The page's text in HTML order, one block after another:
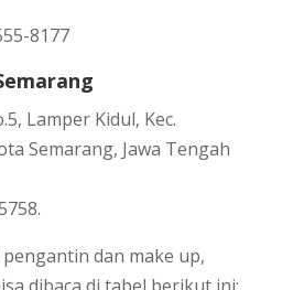
8177
Lamper Kidul, Kec.
Semarang, Jawa Tengah
dan make up,
dibaca di tabel berikut ini;